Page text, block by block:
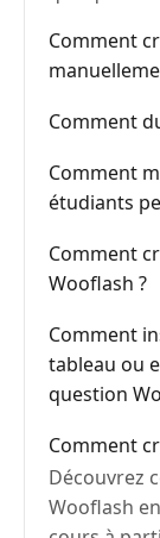
Comment
Comment
Comment
étudiants
Comment
Wooflash ?
Comment
tableau ou
question
Comment
Découvrez
Wooflash